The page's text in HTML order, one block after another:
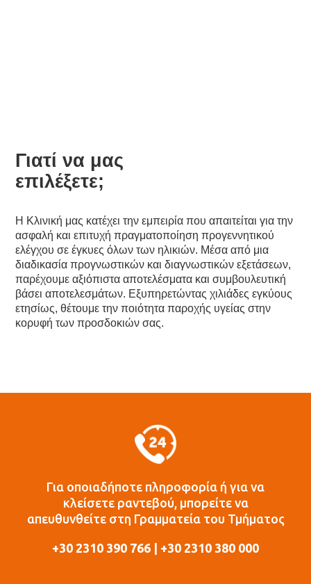
Γιατί να μας
επιλέξετε;
Η Κλινική μας κατέχει την εμπειρία που απαιτείται για την
ασφαλή και επιτυχή πραγματοποίηση προγεννητικού
ελέγχου σε έγκυες όλων των ηλικιών. Μέσα από μια
διαδικασία προγνωστικών και διαγνωστικών εξετάσεων,
παρέχουμε αξιόπιστα αποτελέσματα και συμβουλευτική
βάσει αποτελεσμάτων. Εξυπηρετώντας χιλιάδες εγκύους
ετησίως, θέτουμε την ποιότητα παροχής υγείας στην
κορυφή των προσδοκιών σας.
Για οποιαδήποτε πληροφορία ή για να
κλείσετε ραντεβού, μπορείτε να
απευθυνθείτε στη Γραμματεία του Τμήματος
+30 2310 390 766 | +30 2310 380 000